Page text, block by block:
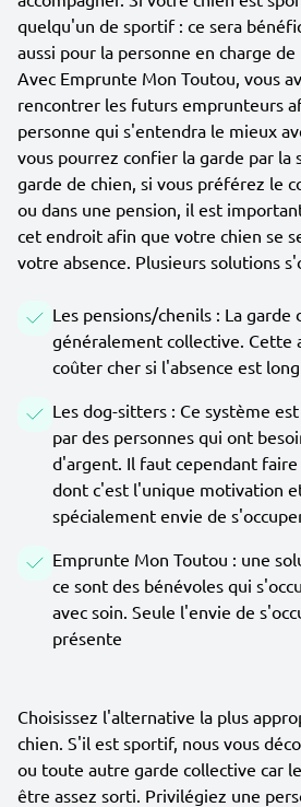
quelqu'un de sportif : ce sera
aussi pour la personne en charge
Avec Emprunte Mon Toutou, vous
rencontrer les futurs emprunteurs
personne qui s'entendra le mieux
vous pourrez confier la garde par la
garde de chien, si vous préférez le
ou dans une pension, il est
cet endroit afin que votre chien se
votre absence. Plusieurs solutions
Les pensions/chenils : La garde
généralement collective. Cette
coûter cher si l'absence est
Les dog-sitters : Ce système
par des personnes qui ont
d'argent. Il faut cependant
dont c'est l'unique motivation
spécialement envie de
Emprunte Mon Toutou : une
ce sont des bénévoles qui
avec soin. Seule l'envie de
présente
Choisissez l'alternative la plus
chien. S'il est sportif, nous vous
ou toute autre garde collective car
être assez sorti. Privilégiez une